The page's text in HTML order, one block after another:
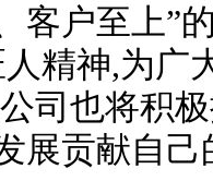
客户至上”
精神,为广
司也将积
展贡献自己